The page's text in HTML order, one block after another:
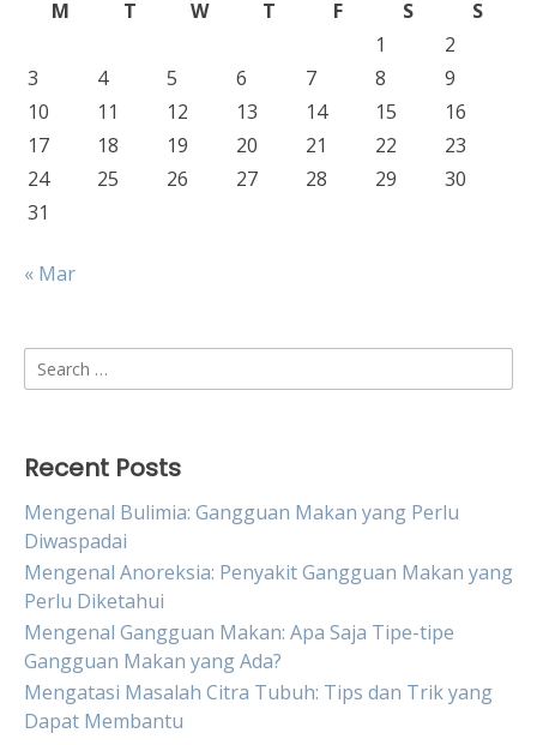
M
T W T F S
S
1
2
3
4 5 6 7 8
9
10
11 12 13 14 15
16
17
18 19 20 21 22
23
24
25 26 27 28 29
30
31
« Mar
Search
for:
Recent Posts
Mengenal Bulimia: Gangguan Makan yang Perlu
Diwaspadai
Mengenal Anoreksia: Penyakit Gangguan Makan yang
Perlu Diketahui
Mengenal Gangguan Makan: Apa Saja Tipe-tipe
Gangguan Makan yang Ada?
Mengatasi Masalah Citra Tubuh: Tips dan Trik yang
Dapat Membantu